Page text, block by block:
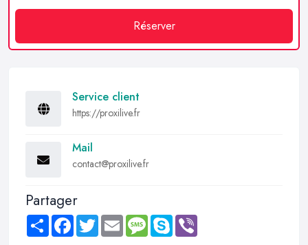
Réserver
Service client
https://proxilive.fr
Mail
contact@proxilive.fr
Partager
Share FacebookTwitter Email MessageSkype